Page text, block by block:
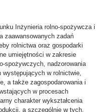
Inżynieria rolno-spożywcza i
zaawansowanych zadań
rolnictwa oraz gospodarki
umiejętności w zakresie
spożywczych, nadzorowania
w rolnictwie,
a także zagospodarowania i
w procesach
charakter wykształcenia
a szczególnie w tych,